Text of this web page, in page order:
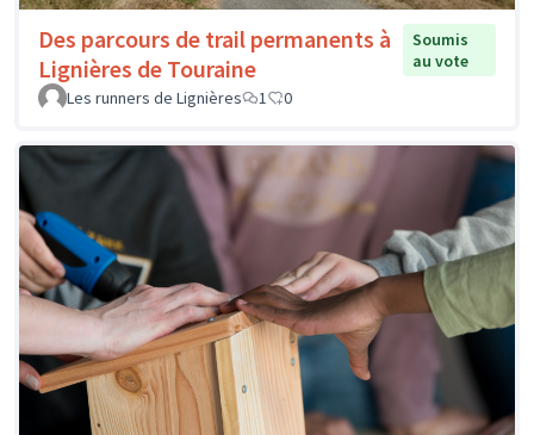
Des parcours de trail permanents à
Lignières de Touraine
Soumis
au vote
Les runners de Lignières
1 0